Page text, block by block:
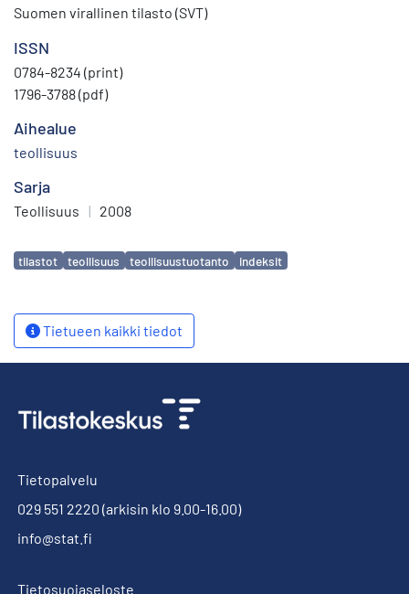
Suomen virallinen tilasto (SVT)
ISSN
0784-8234 (print)
1796-3788 (pdf)
Aihealue
teollisuus
Sarja
Teollisuus | 2008
Avainsanat
tilastot teollisuus teollisuustuotanto indeksit
Tietueen kaikki tiedot
Tietopalvelu
029 551 2220 (arkisin klo 9.00-16.00)
info@stat.fi
Tietosuojaseloste